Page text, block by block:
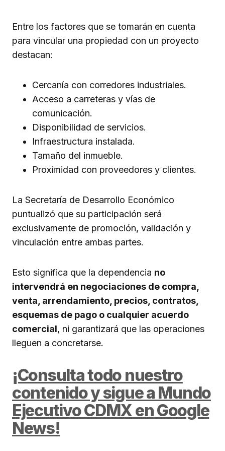
Entre los factores que se tomarán en cuenta
para vincular una propiedad con un proyecto
destacan:
Cercanía con corredores industriales.
Acceso a carreteras y vías de
comunicación.
Disponibilidad de servicios.
Infraestructura instalada.
Tamaño del inmueble.
Proximidad con proveedores y clientes.
La Secretaría de Desarrollo Económico
puntualizó que su participación será
exclusivamente de promoción, validación y
vinculación entre ambas partes.
Esto significa que la dependencia no
intervendrá en negociaciones de compra,
venta, arrendamiento, precios, contratos,
esquemas de pago o cualquier acuerdo
comercial, ni garantizará que las operaciones
lleguen a concretarse.
¡Consulta todo nuestro
contenido y sigue a Mundo
Ejecutivo CDMX en Google
News!